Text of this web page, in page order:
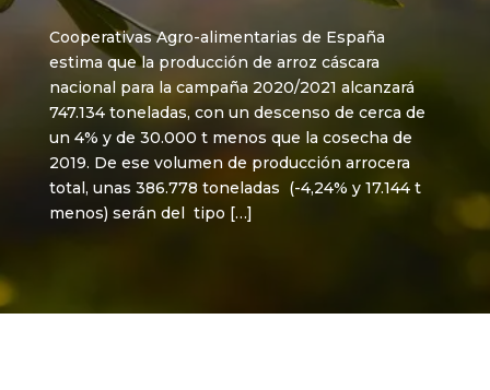
Cooperativas Agro-alimentarias de España
estima que la producción de arroz cáscara
nacional para la campaña 2020/2021 alcanzará
747.134 toneladas, con un descenso de cerca de
un 4% y de 30.000 t menos que la cosecha de
2019. De ese volumen de producción arrocera
total, unas 386.778 toneladas (-4,24% y 17.144 t
menos) serán del tipo […]